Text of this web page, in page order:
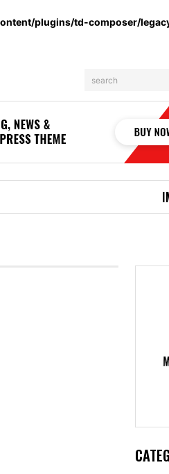
plugins/td-composer/
search